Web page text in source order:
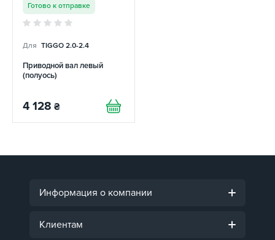
Готово к отправке
Для TIGGO 2.0-2.4
Приводной вал левый
(полуось)
4 128 ₴
Информация о компании
Клиентам